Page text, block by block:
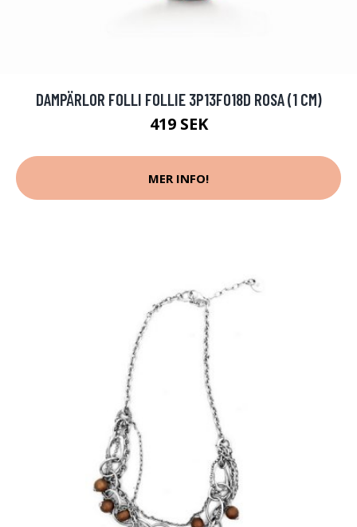
DAMPÄRLOR FOLLI FOLLIE 3P13F018D ROSA (1 CM)
419 SEK
MER INFO!